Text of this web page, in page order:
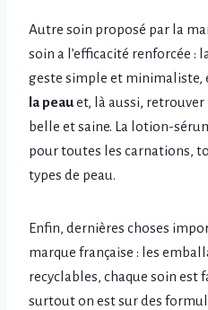
Autre soin proposé par la
soin a l’efficacité renforcée : la
geste simple et minimaliste,
la peauet, là aussi, retrouver
belle et saine. La lotion-
pour toutes les carnations,
types de peau.
Enfin, dernières choses
marque française : les
recyclables, chaque soin est
surtout on est sur des